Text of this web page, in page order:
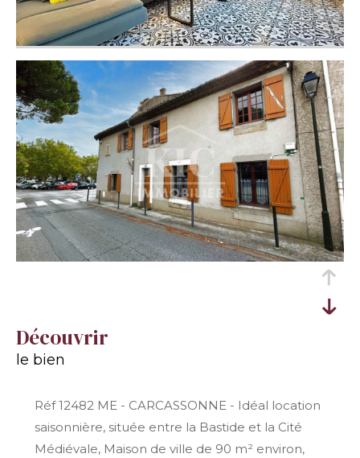
découvrir
le bien
Réf 12482 ME - CARCASSONNE - Idéal location
saisonnière, située entre la Bastide et la Cité
Médiévale, Maison de ville de 90 m² environ,